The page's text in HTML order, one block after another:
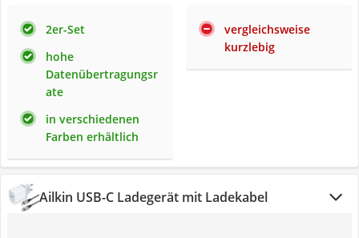
2er-Set
hohe
Datenübertragungsr
ate
in verschiedenen
Farben erhältlich
vergleichsweise
kurzlebig
Ailkin USB-C Ladegerät mit Ladekabel